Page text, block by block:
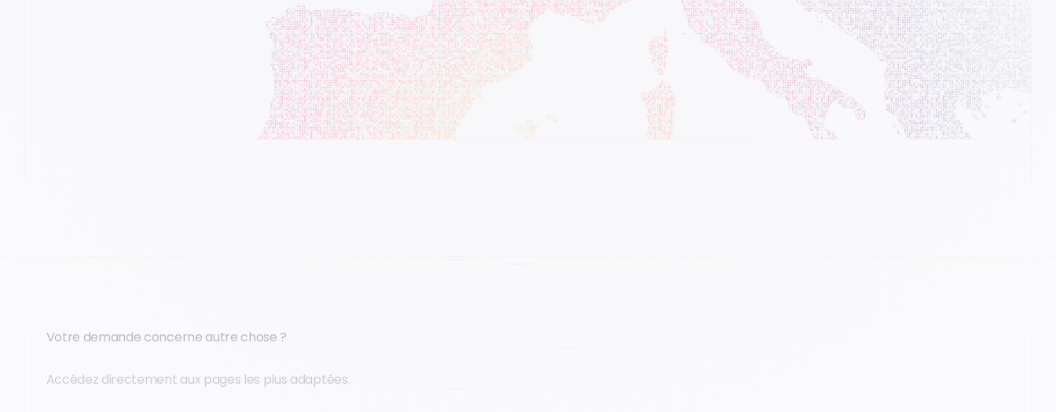
Votre demande concerne autre chose ?
Accédez directement aux pages les plus adaptées.